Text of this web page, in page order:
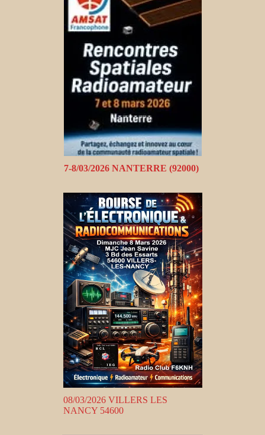
7-8/03/2026 NANTERRE (92000)
08/03/2026 VILLERS LES
NANCY 54600